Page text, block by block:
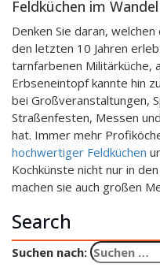
Feldküchen im
Denken Sie daran,
den letzten 10 Jahren
tarnfarbenen Militärküche,
Erbseneintopf kannte hin
bei Großveranstaltungen,
Straßenfesten, Messen
hat. Immer mehr
hochwertiger Feldküchen
Kochkünste nicht nur in
machen sie auch großen
Search
Suchen nach: